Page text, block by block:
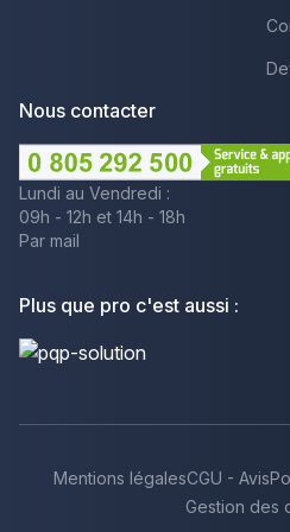
Nous contacter
Lundi au Vendredi :
09h - 12h et 14h - 18h
Par mail
Plus que pro c'est aussi :
Mentions légalesCGU - Avis
Gestion des